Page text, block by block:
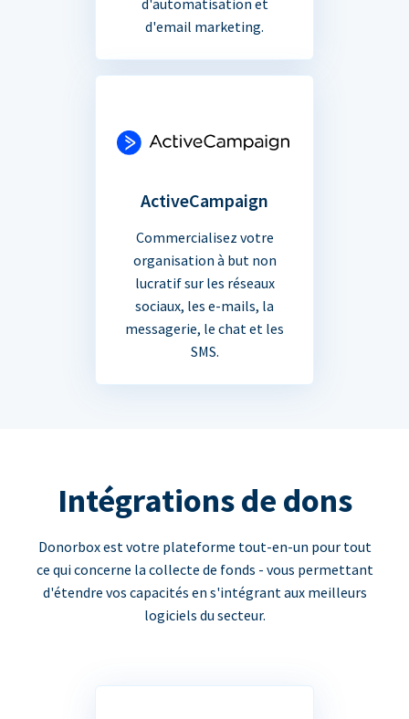
d'email marketing.
ActiveCampaign
Commercialisez votre
organisation à but non
lucratif sur les réseaux
sociaux, les e-mails, la
messagerie, le chat et les
SMS.
Intégrations de dons
Donorbox est votre plateforme tout-en-un pour tout
ce qui concerne la collecte de fonds - vous permettant
d'étendre vos capacités en s'intégrant aux meilleurs
logiciels du secteur.